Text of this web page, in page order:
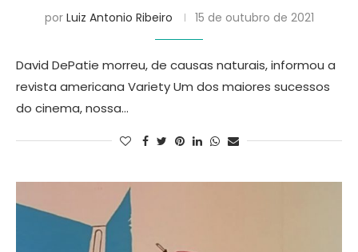
por Luiz Antonio Ribeiro 15 de outubro de 2021
David DePatie morreu, de causas naturais, informou a
revista americana Variety Um dos maiores sucessos
do cinema, nossa…